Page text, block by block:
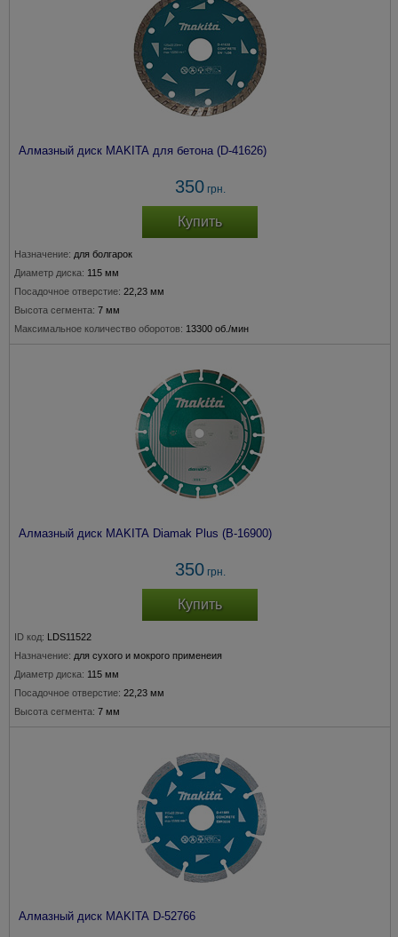
Алмазный диск MAKITA для бетона (D-41626)
350грн.
Купить
Назначение: для болгарок
Диаметр диска: 115 мм
Посадочное отверстие: 22,23 мм
Высота сегмента: 7 мм
Максимальное количество оборотов: 13300 об./мин
Алмазный диск MAKITA Diamak Plus (B-16900)
350грн.
Купить
ID код: LDS11522
Назначение: для сухого и мокрого применеия
Диаметр диска: 115 мм
Посадочное отверстие: 22,23 мм
Высота сегмента: 7 мм
Алмазный диск MAKITA D-52766